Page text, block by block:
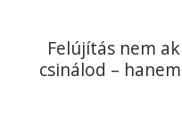
Felújítás nem
csinálod –